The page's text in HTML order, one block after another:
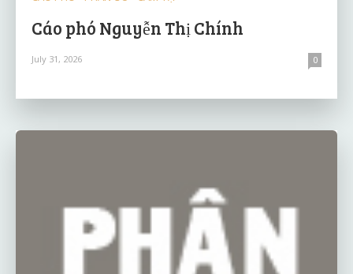
Cáo phó Nguyễn Thị Chính
July 31, 2026 0